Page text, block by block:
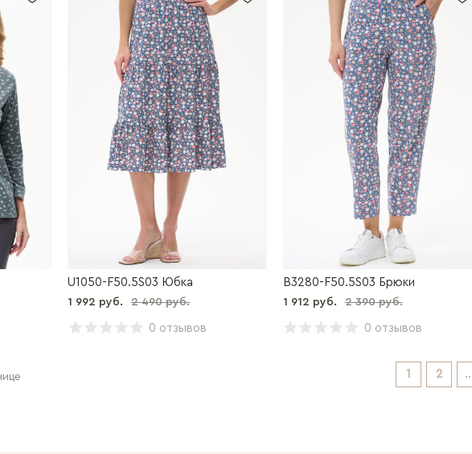
U1050-F50.5S03 Юбка
1 992 руб. 2 490 руб.
0 отзывов
B3280-F50.5S03 Брюки
1 912 руб. 2 390 руб.
0 отзывов
1 2